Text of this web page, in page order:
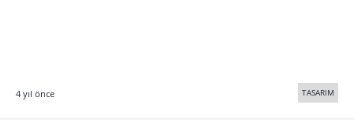
4 yıl önce TASARIM